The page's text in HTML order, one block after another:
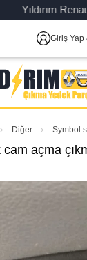
Yıldırım
Giriş Yap
Diğer Symbol
açma